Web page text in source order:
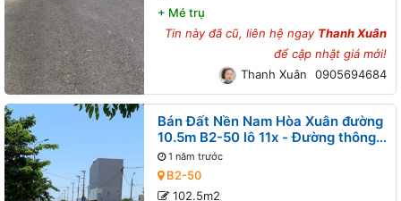
+ Mé trụ
Tin này đã cũ, liên hệ ngay Thanh Xuân
để cập nhật giá mới!
Thanh Xuân
0905694684
Bán Đất Nền Nam Hòa Xuân đường
10.5m B2-50 lô 11x - Đường thông,
Gần sông Đô Tỏa
1 năm trước
B2-50
102.5m2